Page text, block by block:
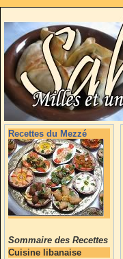
Recettes du Mezzé
Sommaire des Recettes
Cuisine libanaise